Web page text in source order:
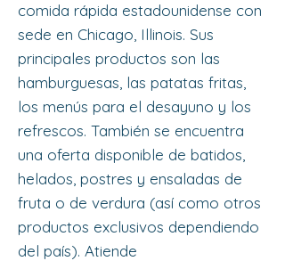
comida rápida estadounidense con
sede en Chicago, Illinois.​ Sus
principales productos son las
hamburguesas, las patatas fritas,
los menús para el desayuno y los
refrescos. También se encuentra
una oferta disponible de batidos,
helados, postres y ensaladas de
fruta o de verdura (así como otros
productos exclusivos dependiendo
del país).​ Atiende